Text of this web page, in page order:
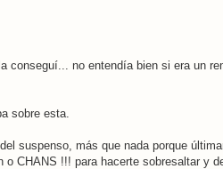
conseguí... no entendía bien si era un
sobre esta.
suspenso, más que nada porque
CHANS !!! para hacerte sobresaltar y